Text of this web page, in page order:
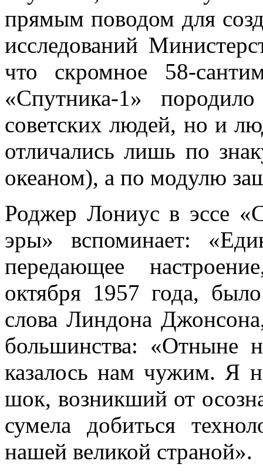
прямым поводом для
исследований
что скромное 58-
«Спутника-1»
советских людей, но и
отличались лишь по
океаном), а по модулю
Роджер Лониус в эссе
эры» вспоминает:
передающее
октября 1957 года,
слова Линдона
большинства: «Отныне
казалось нам чужим. Я
шок, возникший от
сумела добиться
нашей великой страной».